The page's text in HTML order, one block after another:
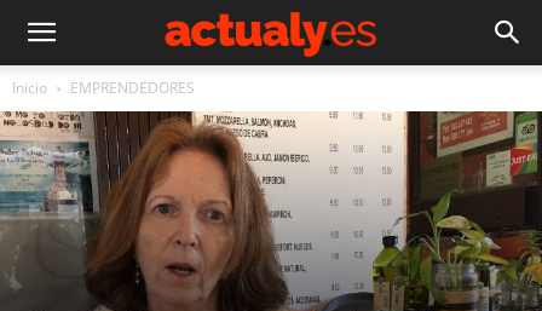
Inicio EMPRENDEDORES